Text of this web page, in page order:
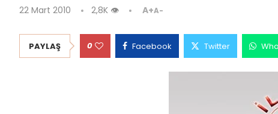
22 Mart 2010 2,8K 👁 A+A-
PAYLAŞ 0 Facebook Twitter